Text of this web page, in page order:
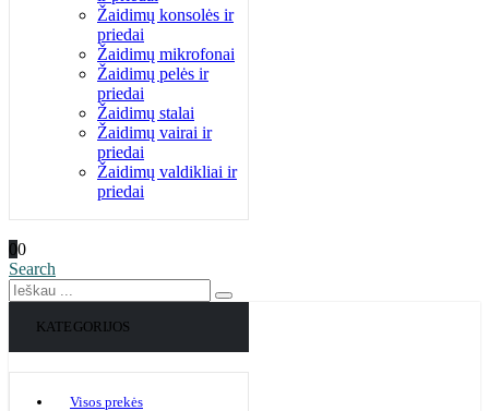
Žaidimų konsolės ir
priedai
Žaidimų mikrofonai
Žaidimų pelės ir
priedai
Žaidimų stalai
Žaidimų vairai ir
priedai
Žaidimų valdikliai ir
priedai
00
Search
KATEGORIJOS
Visos prekės